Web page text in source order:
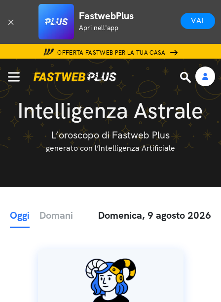
FastwebPlus
Apri nell'app
VAI
OFFERTA FASTWEB PER LA TUA CASA
Intelligenza Astrale
L’oroscopo di Fastweb Plus
generato con l’Intelligenza Artificiale
Oggi Domani Domenica, 9 agosto 2026